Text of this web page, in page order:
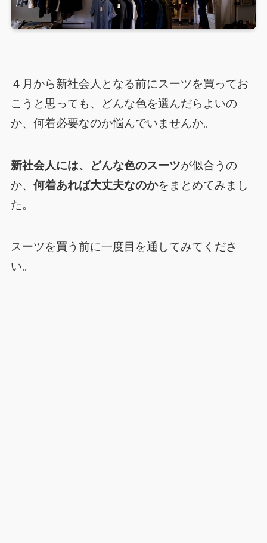
４月から新社会人となる前にスーツを買ってお
こうと思っても、どんな色を選んだらよいの
か、何着必要なのか悩んでいませんか。
新社会人には、どんな色のスーツが似合うの
か、 何着あれば大丈夫なのかをまとめてみまし
た。
スーツを買う前に一度目を通してみてくださ
い。